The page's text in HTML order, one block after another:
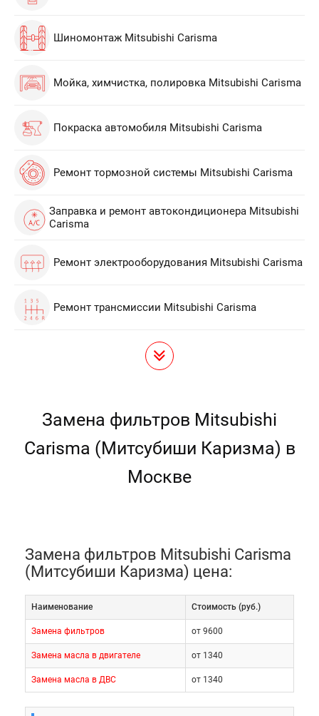
Шиномонтаж Mitsubishi Carisma
Мойка, химчистка, полировка Mitsubishi Carisma
Покраска автомобиля Mitsubishi Carisma
Ремонт тормозной системы Mitsubishi Carisma
Заправка и ремонт автокондиционера Mitsubishi
Carisma
Ремонт электрооборудования Mitsubishi Carisma
Ремонт трансмиссии Mitsubishi Carisma
Замена фильтров Mitsubishi
Carisma (Митсубиши Каризма) в
Москве
Замена фильтров Mitsubishi Carisma
(Митсубиши Каризма) цена:
Наименование Cтоимость (руб.)
Замена фильтров от 9600
Замена масла в двигателе от 1340
Замена масла в ДВС от 1340